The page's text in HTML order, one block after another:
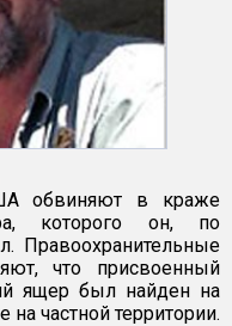
обвиняют в краже
которого он, по
Правоохранительные
что присвоенный
ящер был найден на
частной территории.